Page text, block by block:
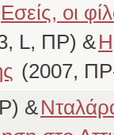
Εσείς, οι
L, ΠΡ) &
(2007,
&